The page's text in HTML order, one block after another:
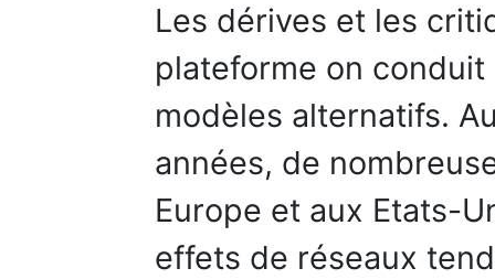
Les dérives et les
plateforme on conduit
modèles alternatifs.
années, de
Europe et aux Etats-
effets de réseaux